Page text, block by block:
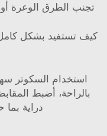
تجنب الطرق الوعرة
كيف تستفيد بشكل
استخدام السكوتر
بالراحة، أضبط
دراية